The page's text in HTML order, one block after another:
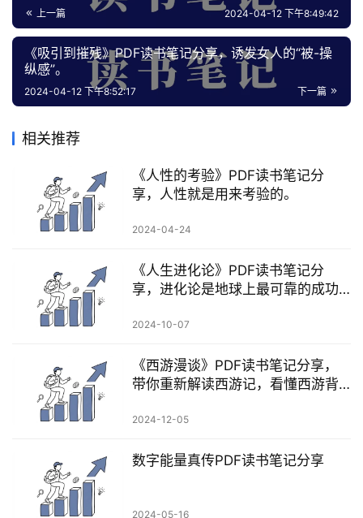
上一篇 2024-04-12 下午8:49:42
《吸引到摧残》PDF读书笔记分享，诱发女人的“被-操
纵感”。
下一篇
2024-04-12 下午8:52:17
相关推荐
《人性的考验》PDF读书笔记分
享，人性就是用来考验的。
2024-04-24
《人生进化论》PDF读书笔记分
享，进化论是地球上最可靠的成功
2024-10-07
《西游漫谈》PDF读书笔记分享，
带你重新解读西游记，看懂西游背
2024-12-05
数字能量真传PDF读书笔记分享
2024-05-16